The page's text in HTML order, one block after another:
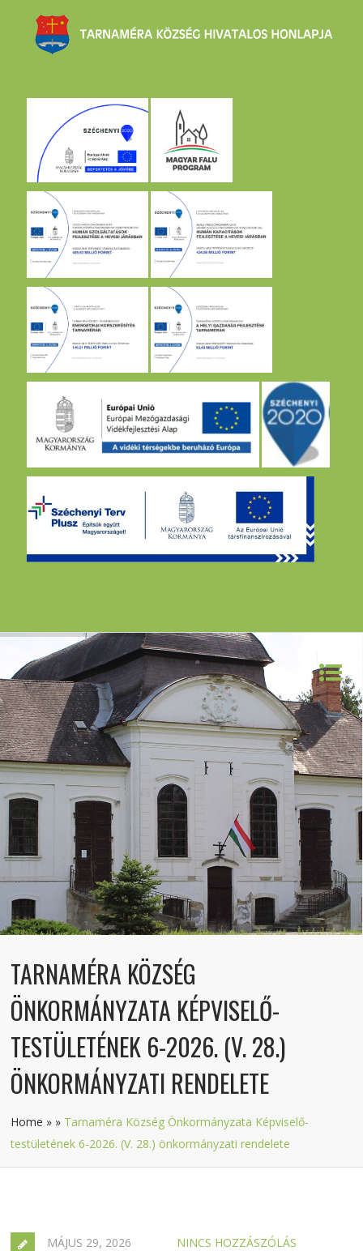
TARNAMÉRA KÖZSÉG
ÖNKORMÁNYZATA KÉPVISELŐ-
TESTÜLETÉNEK 6-2026. (V. 28.)
ÖNKORMÁNYZATI RENDELETE
Home » » Tarnaméra Község Önkormányzata Képviselő-
testületének 6-2026. (V. 28.) önkormányzati rendelete
MÁJUS 29, 2026 NINCS HOZZÁSZÓLÁS